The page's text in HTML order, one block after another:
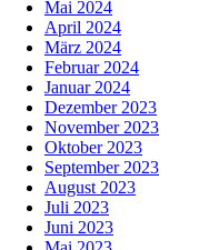
Mai 2024
April 2024
März 2024
Februar 2024
Januar 2024
Dezember 2023
November 2023
Oktober 2023
September 2023
August 2023
Juli 2023
Juni 2023